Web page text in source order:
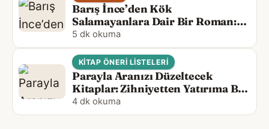
Barış İnce’den Kök
Salamayanlara Dair Bir Roman:
Köksüzler
5 dk okuma
KITAP ÖNERI LISTELERI
Parayla Aranızı Düzeltecek
Kitaplar: Zihniyetten Yatırıma Bir
Okuma Rehberi
4 dk okuma